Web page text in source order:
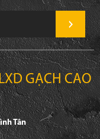
GẠCH CAO
Tân